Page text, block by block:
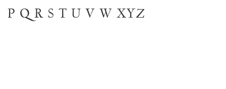
P Q R S T U V W XYZ